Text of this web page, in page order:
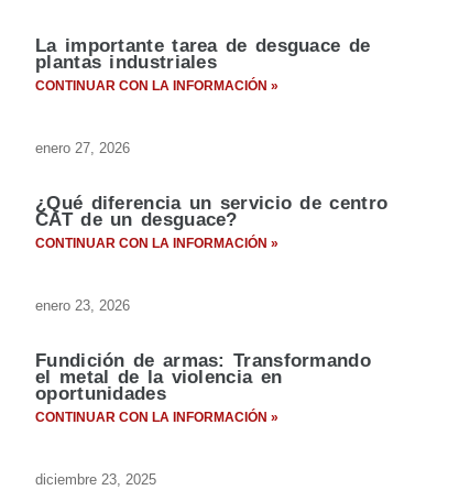
La importante tarea de desguace de
plantas industriales
CONTINUAR CON LA INFORMACIÓN »
enero 27, 2026
¿Qué diferencia un servicio de centro
CAT de un desguace?
CONTINUAR CON LA INFORMACIÓN »
enero 23, 2026
Fundición de armas: Transformando
el metal de la violencia en
oportunidades
CONTINUAR CON LA INFORMACIÓN »
diciembre 23, 2025